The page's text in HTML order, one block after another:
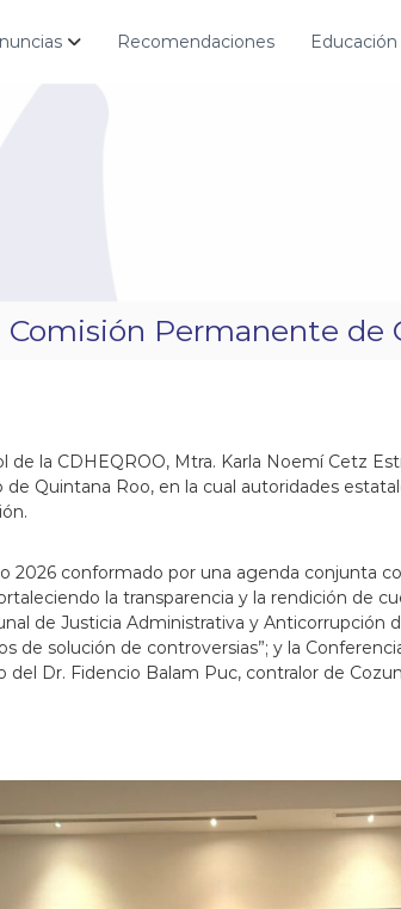
Recomendaciones Educación
Permanente de
la CDHEQROO, Mtra. Karla Noemí Cetz
Quintana Roo, en la cual autoridades
2026 conformado por una agenda conjunta
la transparencia y la rendición de
de Justicia Administrativa y
de solución de controversias”; y la
del Dr. Fidencio Balam Puc, contralor de